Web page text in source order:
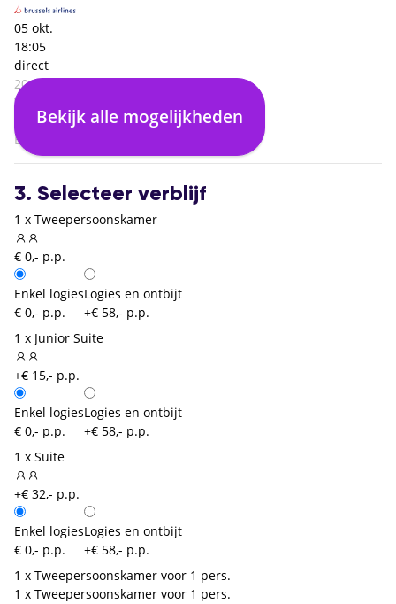
05 okt.
18:05
direct
20:10
Warschau Chopin (WAW)
02:05
Brussel Zaventem (BRU)
Bekijk alle mogelijkheden
3. Selecteer verblijf
1 x Tweepersoonskamer
€ 0,- p.p.
Enkel logies
€ 0,- p.p.
Logies en ontbijt
+€ 58,- p.p.
1 x Junior Suite
+€ 15,- p.p.
Enkel logies
€ 0,- p.p.
Logies en ontbijt
+€ 58,- p.p.
1 x Suite
+€ 32,- p.p.
Enkel logies
€ 0,- p.p.
Logies en ontbijt
+€ 58,- p.p.
1 x Tweepersoonskamer voor 1 pers.
1 x Tweepersoonskamer voor 1 pers.